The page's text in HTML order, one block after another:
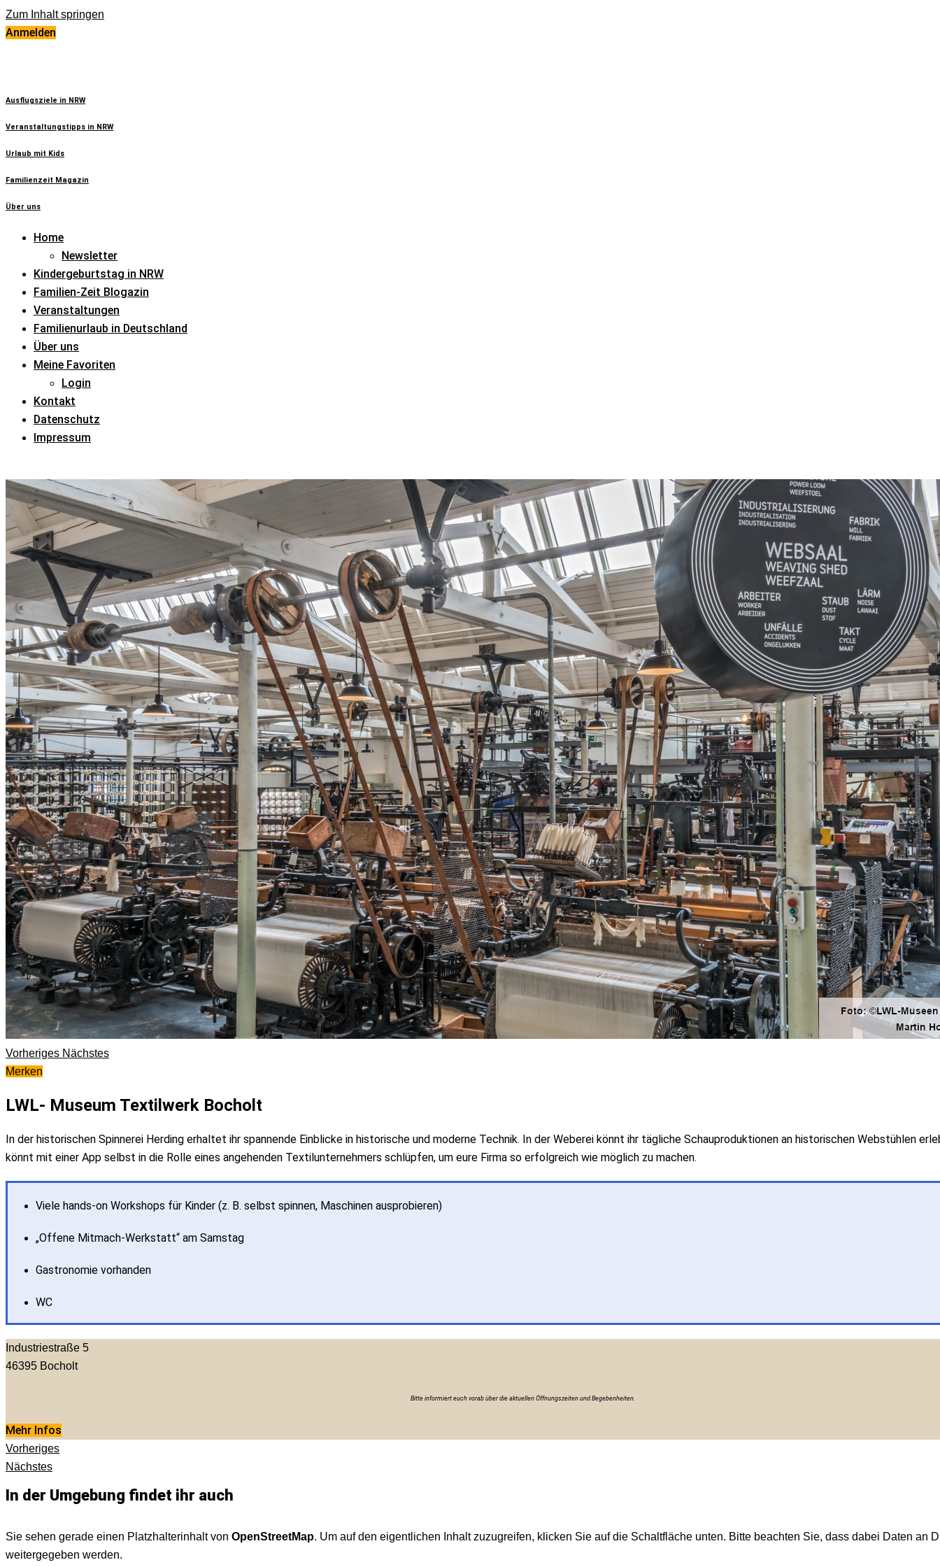
Zum Inhalt springen
Anmelden
Ausflugsziele in NRW
Veranstaltungstipps in NRW
Urlaub mit Kids
Familienzeit Magazin
Über uns
Home
Newsletter
Kindergeburtstag in NRW
Familien-Zeit Blogazin
Veranstaltungen
Familienurlaub in Deutschland
Über uns
Meine Favoriten
Login
Kontakt
Datenschutz
Impressum
Vorheriges Nächstes
Merken
LWL- Museum Textilwerk Bocholt
In der historischen Spinnerei Herding erhaltet ihr spannende Einblicke in historische und moderne Technik. In der Weberei könnt ihr tägliche Schauproduktionen an historischen Webstühlen
könnt mit einer App selbst in die Rolle eines angehenden Textilunternehmers schlüpfen, um eure Firma so erfolgreich wie möglich zu machen.
Viele hands-on Workshops für Kinder (z. B. selbst spinnen, Maschinen ausprobieren)
„Offene Mitmach-Werkstatt“ am Samstag
Gastronomie vorhanden
WC
Industriestraße 5
46395 Bocholt
Bitte informiert euch vorab über die aktuellen Öffnungszeiten und Begebenheiten.
Mehr Infos
Vorheriges
Nächstes
In der Umgebung findet ihr auch
Sie sehen gerade einen Platzhalterinhalt von OpenStreetMap. Um auf den eigentlichen Inhalt zuzugreifen, klicken Sie auf die Schaltfläche unten. Bitte beachten Sie, dass dabei Daten an
weitergegeben werden.